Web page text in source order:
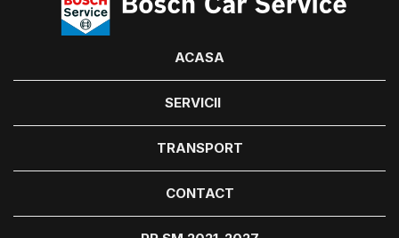
ACASA
SERVICII
TRANSPORT
CONTACT